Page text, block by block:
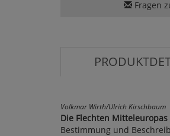
Fragen
Volkmar Wirth/Ulrich Kirschbaum
Die Flechten Mitteleuropas
Bestimmung und